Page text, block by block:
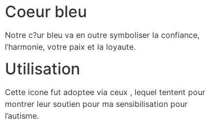
Coeur bleu
Notre c?ur bleu va en outre symboliser la confiance,
l’harmonie, votre paix et la loyaute.
Utilisation
Cette icone fut adoptee via ceux , lequel tentent pour
montrer leur soutien pour ma sensibilisation pour
l’autisme.